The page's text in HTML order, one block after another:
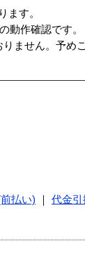
ます。
動作確認です。
ません。予め
払い) 代金引